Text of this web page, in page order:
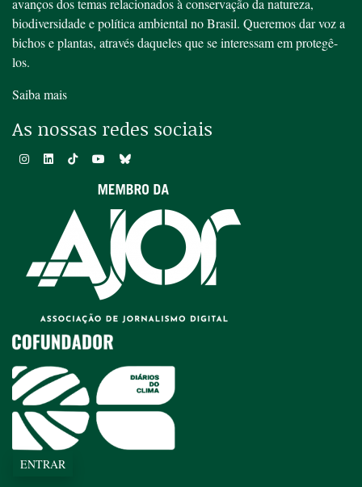
avanços dos temas relacionados à conservação da natureza,
biodiversidade e política ambiental no Brasil. Queremos dar voz a
bichos e plantas, através daqueles que se interessam em protegê-
los.
Saiba mais
As nossas redes sociais
ENTRAR